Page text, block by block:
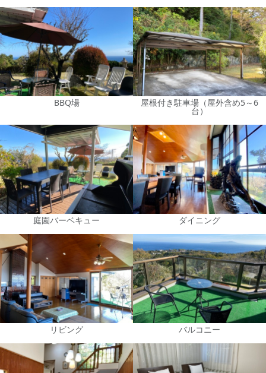
BBQ場 屋根付き駐車場（屋外含め5～6
台）
庭園バーベキュー ダイニング
リビング バルコニー